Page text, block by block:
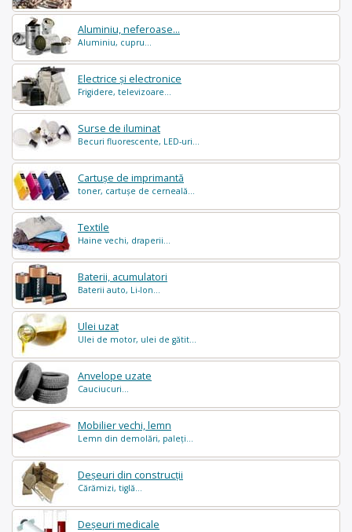
Aluminiu, neferoase...
Aluminiu, cupru...
Electrice și electronice
Frigidere, televizoare...
Surse de iluminat
Becuri fluorescente, LED-uri...
Cartușe de imprimantă
toner, cartușe de cerneală...
Textile
Haine vechi, draperii...
Baterii, acumulatori
Baterii auto, Li-Ion...
Ulei uzat
Ulei de motor, ulei de gătit...
Anvelope uzate
Cauciucuri...
Mobilier vechi, lemn
Lemn din demolări, paleți...
Deșeuri din construcții
Cărămizi, tiglă...
Deșeuri medicale